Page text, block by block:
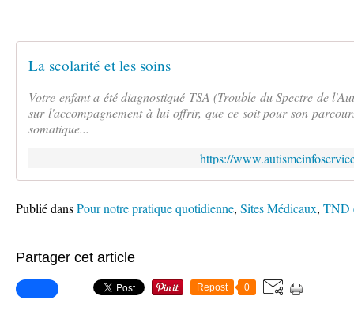
La scolarité et les soins
Votre enfant a été diagnostiqué TSA (Trouble du Spectre de
sur l'accompagnement à lui offrir, que ce soit pour son
somatique...
https://
Publié dansPour notre pratique quotidienne, Sites Médicaux, TND
Partager cet article
Repost 0